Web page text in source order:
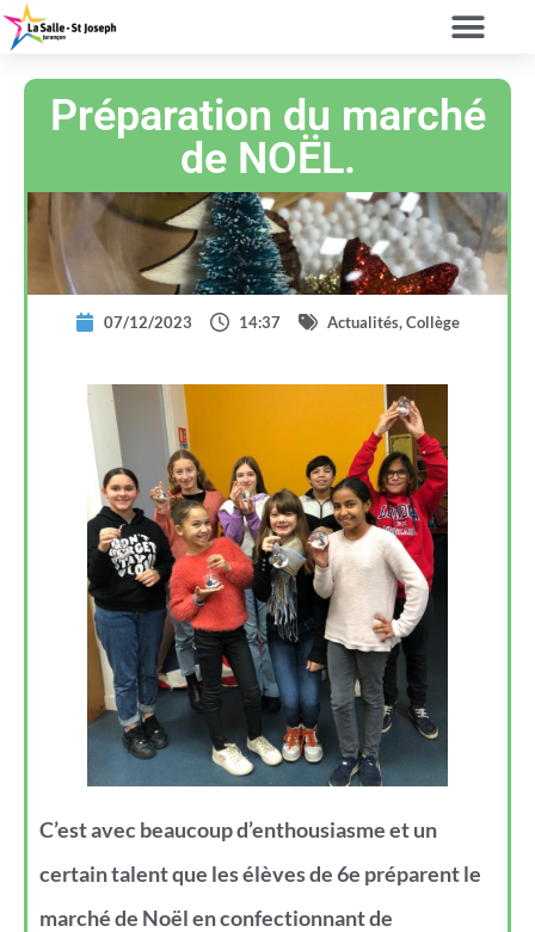
Préparation du marché
de NOËL.
07/12/2023 14:37 Actualités,Collège
C’est avec beaucoup d’enthousiasme et un
certain talent que les élèves de 6e préparent le
marché de Noël en confectionnant de